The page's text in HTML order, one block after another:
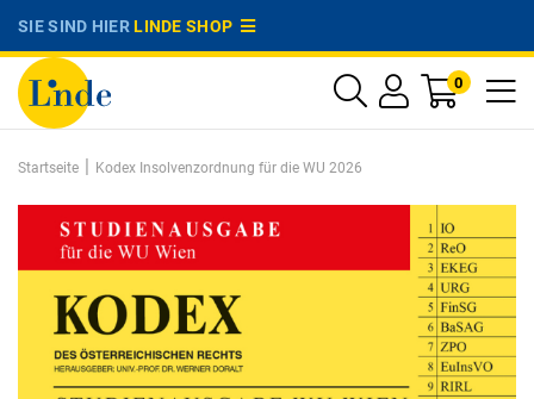
SIE SIND HIERLINDE SHOP
0
Startseite | Kodex Insolvenzordnung für die WU 2026